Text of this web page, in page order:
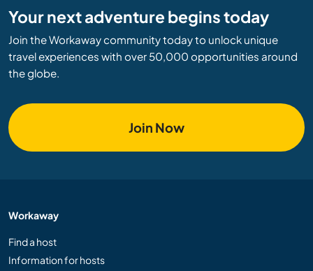
Your next adventure begins today
Join the Workaway community today to unlock unique
travel experiences with over 50,000 opportunities around
the globe.
Join Now
Workaway
Find a host
Information for hosts